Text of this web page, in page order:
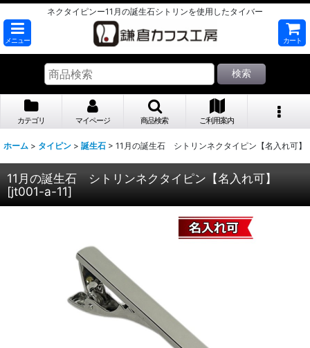
ネクタイピンー11月の誕生石シトリンを使用したタイバー
メニュー カート
検索
カテゴリ マイページ 商品検索 ご利用案内
ホーム > タイピン > 誕生石 > 11月の誕生石 シトリンネクタイピン【名入れ可】
11月の誕生石 シトリンネクタイピン【名入れ可】
[jt001-a-11]